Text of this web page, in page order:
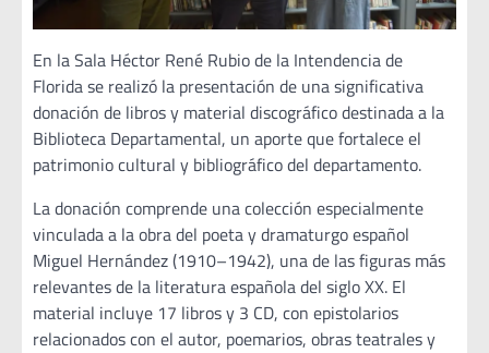
En la Sala Héctor René Rubio de la Intendencia de
Florida se realizó la presentación de una significativa
donación de libros y material discográfico destinada a la
Biblioteca Departamental, un aporte que fortalece el
patrimonio cultural y bibliográfico del departamento.
La donación comprende una colección especialmente
vinculada a la obra del poeta y dramaturgo español
Miguel Hernández (1910–1942), una de las figuras más
relevantes de la literatura española del siglo XX. El
material incluye 17 libros y 3 CD, con epistolarios
relacionados con el autor, poemarios, obras teatrales y